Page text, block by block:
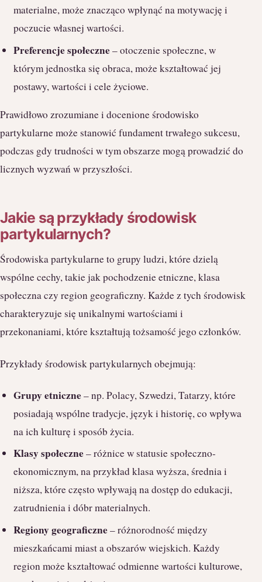
materialne, może znacząco wpłynąć na motywację i
poczucie własnej wartości.
Preferencje społeczne– otoczenie społeczne, w
którym jednostka się obraca, może kształtować jej
postawy, wartości i cele życiowe.
Prawidłowo zrozumiane i docenione środowisko
partykularne może stanowić fundament trwałego sukcesu,
podczas gdy trudności w tym obszarze mogą prowadzić do
licznych wyzwań w przyszłości.
Jakie są przykłady środowisk
partykularnych?
Środowiska partykularne to grupy ludzi, które dzielą
wspólne cechy, takie jak pochodzenie etniczne, klasa
społeczna czy region geograficzny. Każde z tych środowisk
charakteryzuje się unikalnymi wartościami i
przekonaniami, które kształtują tożsamość jego członków.
Przykłady środowisk partykularnych obejmują:
Grupy etniczne– np. Polacy, Szwedzi, Tatarzy, które
posiadają wspólne tradycje, język i historię, co wpływa
na ich kulturę i sposób życia.
Klasy społeczne– różnice w statusie społeczno-
ekonomicznym, na przykład klasa wyższa, średnia i
niższa, które często wpływają na dostęp do edukacji,
zatrudnienia i dóbr materialnych.
Regiony geograficzne– różnorodność między
mieszkańcami miast a obszarów wiejskich. Każdy
region może kształtować odmienne wartości kulturowe,